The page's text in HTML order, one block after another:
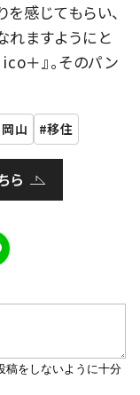
感じてもらい、
れますようにと
＋』。そのパン
岡山 移住
ら